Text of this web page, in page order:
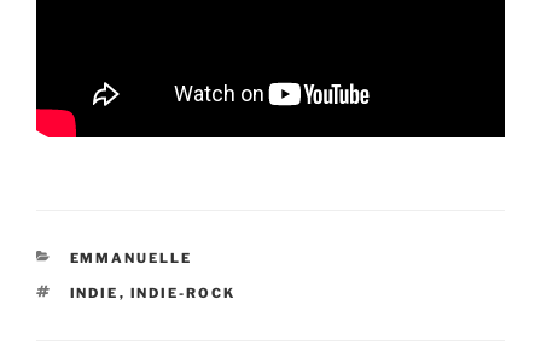
CATÉGORIES
EMMANUELLE
ÉTIQUETTES
INDIE , INDIE-ROCK